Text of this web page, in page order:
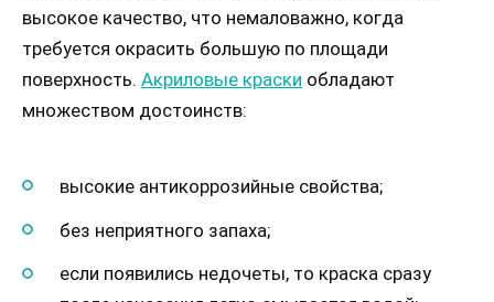
высокое качество, что немаловажно, когда
требуется окрасить большую по площади
поверхность. Акриловые краски обладают
множеством достоинств:
высокие антикоррозийные свойства;
без неприятного запаха;
если появились недочеты, то краска сразу